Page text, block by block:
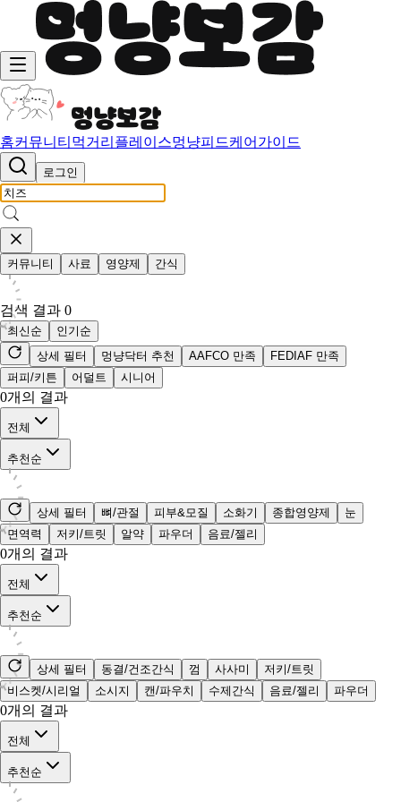
홈커뮤니티 먹거리 플레이스멍냥피드케어가이드
로그인
커뮤니티 사료 영양제 간식
검색 결과 0
최신순
인기순
상세 필터
멍냥닥터 추천 AAFCO 만족
FEDIAF 만족
퍼피/키튼
어덜트 시니어
0개의 결과
전체
추천순
상세 필터 뼈/관절 피부&모질 소화기 종합영양제
눈
면역력
저키/트릿 알약 파우더 음료/젤리
0개의 결과
전체
추천순
상세 필터 동결/건조간식 껌 사사미
저키/트릿
비스켓/시리얼
소시지 캔/파우치 수제간식 음료/젤리 파우더
0개의 결과
전체
추천순